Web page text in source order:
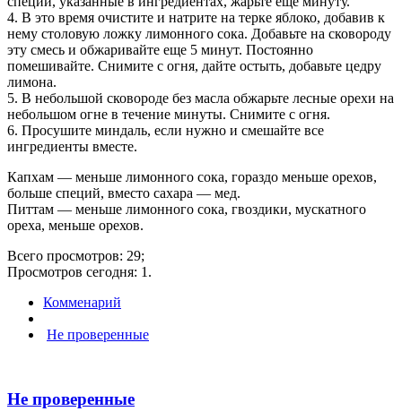
4. В это время очистите и натрите на терке яблоко, добавив к
нему столовую ложку лимонного сока. Добавьте на сковороду
эту смесь и обжаривайте еще 5 минут. Постоянно
помешивайте. Снимите с огня, дайте остыть, добавьте цедру
лимона.
5. В небольшой сковороде без масла обжарьте лесные орехи на
небольшом огне в течение минуты. Снимите с огня.
6. Просушите миндаль, если нужно и смешайте все
ингредиенты вместе.
Капхам — меньше лимонного сока, гораздо меньше орехов,
больше специй, вместо сахара — мед.
Питтам — меньше лимонного сока, гвоздики, мускатного
ореха, меньше орехов.
Всего просмотров: 29;
Просмотров сегодня: 1.
Комменарий
Не проверенные
Не проверенные